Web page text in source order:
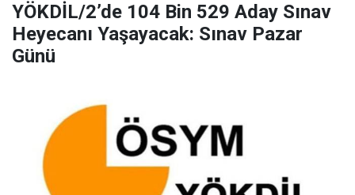
YÖKDİL/2’de 104 Bin 529 Aday Sınav
Heyecanı Yaşayacak: Sınav Pazar
Günü